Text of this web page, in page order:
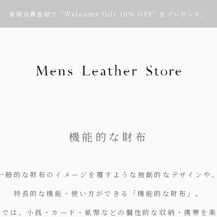
新規会員登録で “Welcome Gift 10% OFF” をプレゼント。
機能的な財布
般的な財布のイメージを覆すような独創的なデザインや、
特長的な機能・使い方ができる「機能的な財布」。
は、小銭・カード・紙幣などの個性的な収納・携帯を楽